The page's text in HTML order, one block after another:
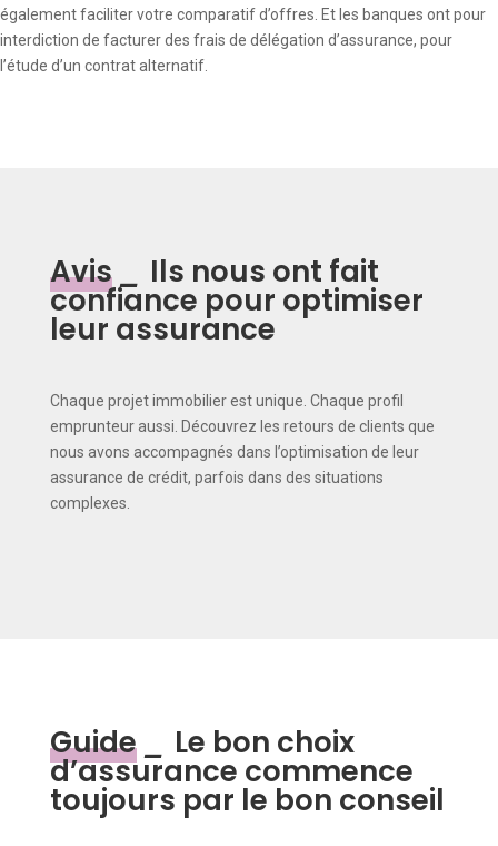
également faciliter votre comparatif d’offres. Et les banques ont pour
interdiction de facturer des frais de délégation d’assurance, pour
l’étude d’un contrat alternatif.
Avis _ Ils nous ont fait
confiance pour optimiser
leur assurance
Chaque projet immobilier est unique. Chaque profil
emprunteur aussi. Découvrez les retours de clients que
nous avons accompagnés dans l’optimisation de leur
assurance de crédit, parfois dans des situations
complexes.
Guide _ Le bon choix
d’assurance commence
toujours par le bon conseil